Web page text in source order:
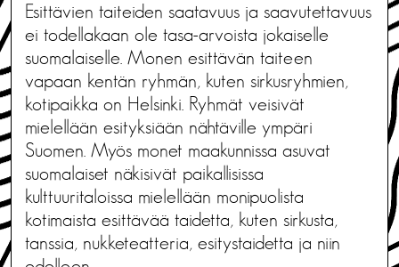
Esittävien taiteiden saatavuus ja saavutettavuus
ei todellakaan ole tasa-arvoista jokaiselle
suomalaiselle. Monen esittävän taiteen
vapaan kentän ryhmän, kuten sirkusryhmien,
kotipaikka on Helsinki. Ryhmät veisivät
mielellään esityksiään nähtäville ympäri
Suomen. Myös monet maakunnissa asuvat
suomalaiset näkisivät paikallisissa
kulttuuritaloissa mielellään monipuolista
kotimaista esittävää taidetta, kuten sirkusta,
tanssia, nukketeatteria, esitystaidetta ja niin